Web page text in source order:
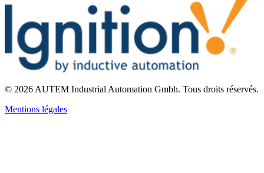
© 2026 AUTEM Industrial Automation Gmbh. Tous droits réservés.
Mentions légales